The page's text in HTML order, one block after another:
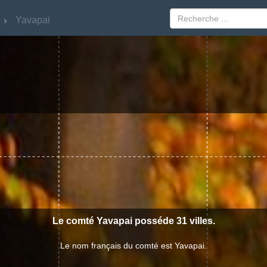
Yavapai
Le comté Yavapai posséde 31 villes.
Le nom français du comté est Yavapai.
Yavapai